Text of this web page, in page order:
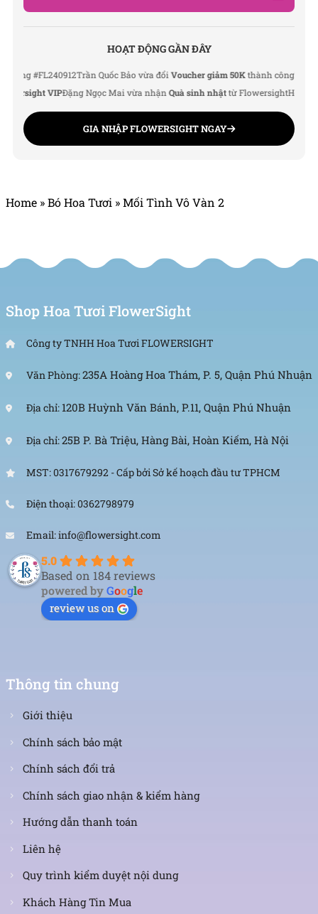
SHOP HOA TƯƠI FLOWERSIGHT
Văn phòng: 235A Hoàng Hoa Thám, P. 5, Quận Phú
Nhuận, TP.HCM
Nhuận, TP.HCM
Đánh giá product này
HOẠT ĐỘNG GẦN ĐÂY
#FL240912Trần Quốc Bảo vừa đổiVoucher giảm 50Kthành côngLê Thu Hà
VIPĐặng Ngọc Mai vừa nhậnQuà sinh nhậttừ FlowersightHoàng Đức
GIA NHẬP FLOWERSIGHT NGAY
Home »Bó Hoa Tươi »Mối Tình Vô Vàn 2
Shop Hoa Tươi FlowerSight
Công ty TNHH Hoa Tươi FLOWERSIGHT
Văn Phòng:235A Hoàng Hoa Thám, P. 5, Quận Phú Nhuận
Địa chỉ: 120B Huỳnh Văn Bánh, P.11, Quận Phú Nhuận
Địa chỉ:25B P. Bà Triệu, Hàng Bài, Hoàn Kiếm, Hà Nội
MST: 0317679292 - Cấp bởi Sở kế hoạch đầu tư TPHCM
Điện thoại: 0362798979
Email: info@flowersight.com
5.0
Based on 184 reviews
powered byGoogle
review us on
Thông tin chung
Giới thiệu
Chính sách bảo mật
Chính sách đổi trả
Chính sách giao nhận & kiểm hàng
Hướng dẫn thanh toán
Liên hệ
Quy trình kiểm duyệt nội dung
Khách Hàng Tin Mua